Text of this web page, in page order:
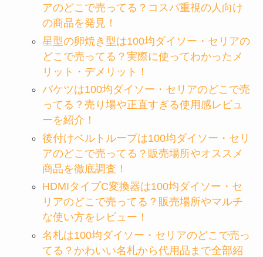
アのどこで売ってる？コスパ重視の人向け
の商品を発見！
星型の卵焼き型は100均ダイソー・セリアの
どこで売ってる？実際に使ってわかったメ
リット・デメリット！
バケツは100均ダイソー・セリアのどこで売
ってる？売り場や正直すぎる使用感レビュ
ーを紹介！
後付けベルトループは100均ダイソー・セリ
アのどこで売ってる？販売場所やオススメ
商品を徹底調査！
HDMIタイプC変換器は100均ダイソー・セ
リアのどこで売ってる？販売場所やマルチ
な使い方をレビュー！
名札は100均ダイソー・セリアのどこで売っ
てる？かわいい名札から代用品まで全部紹